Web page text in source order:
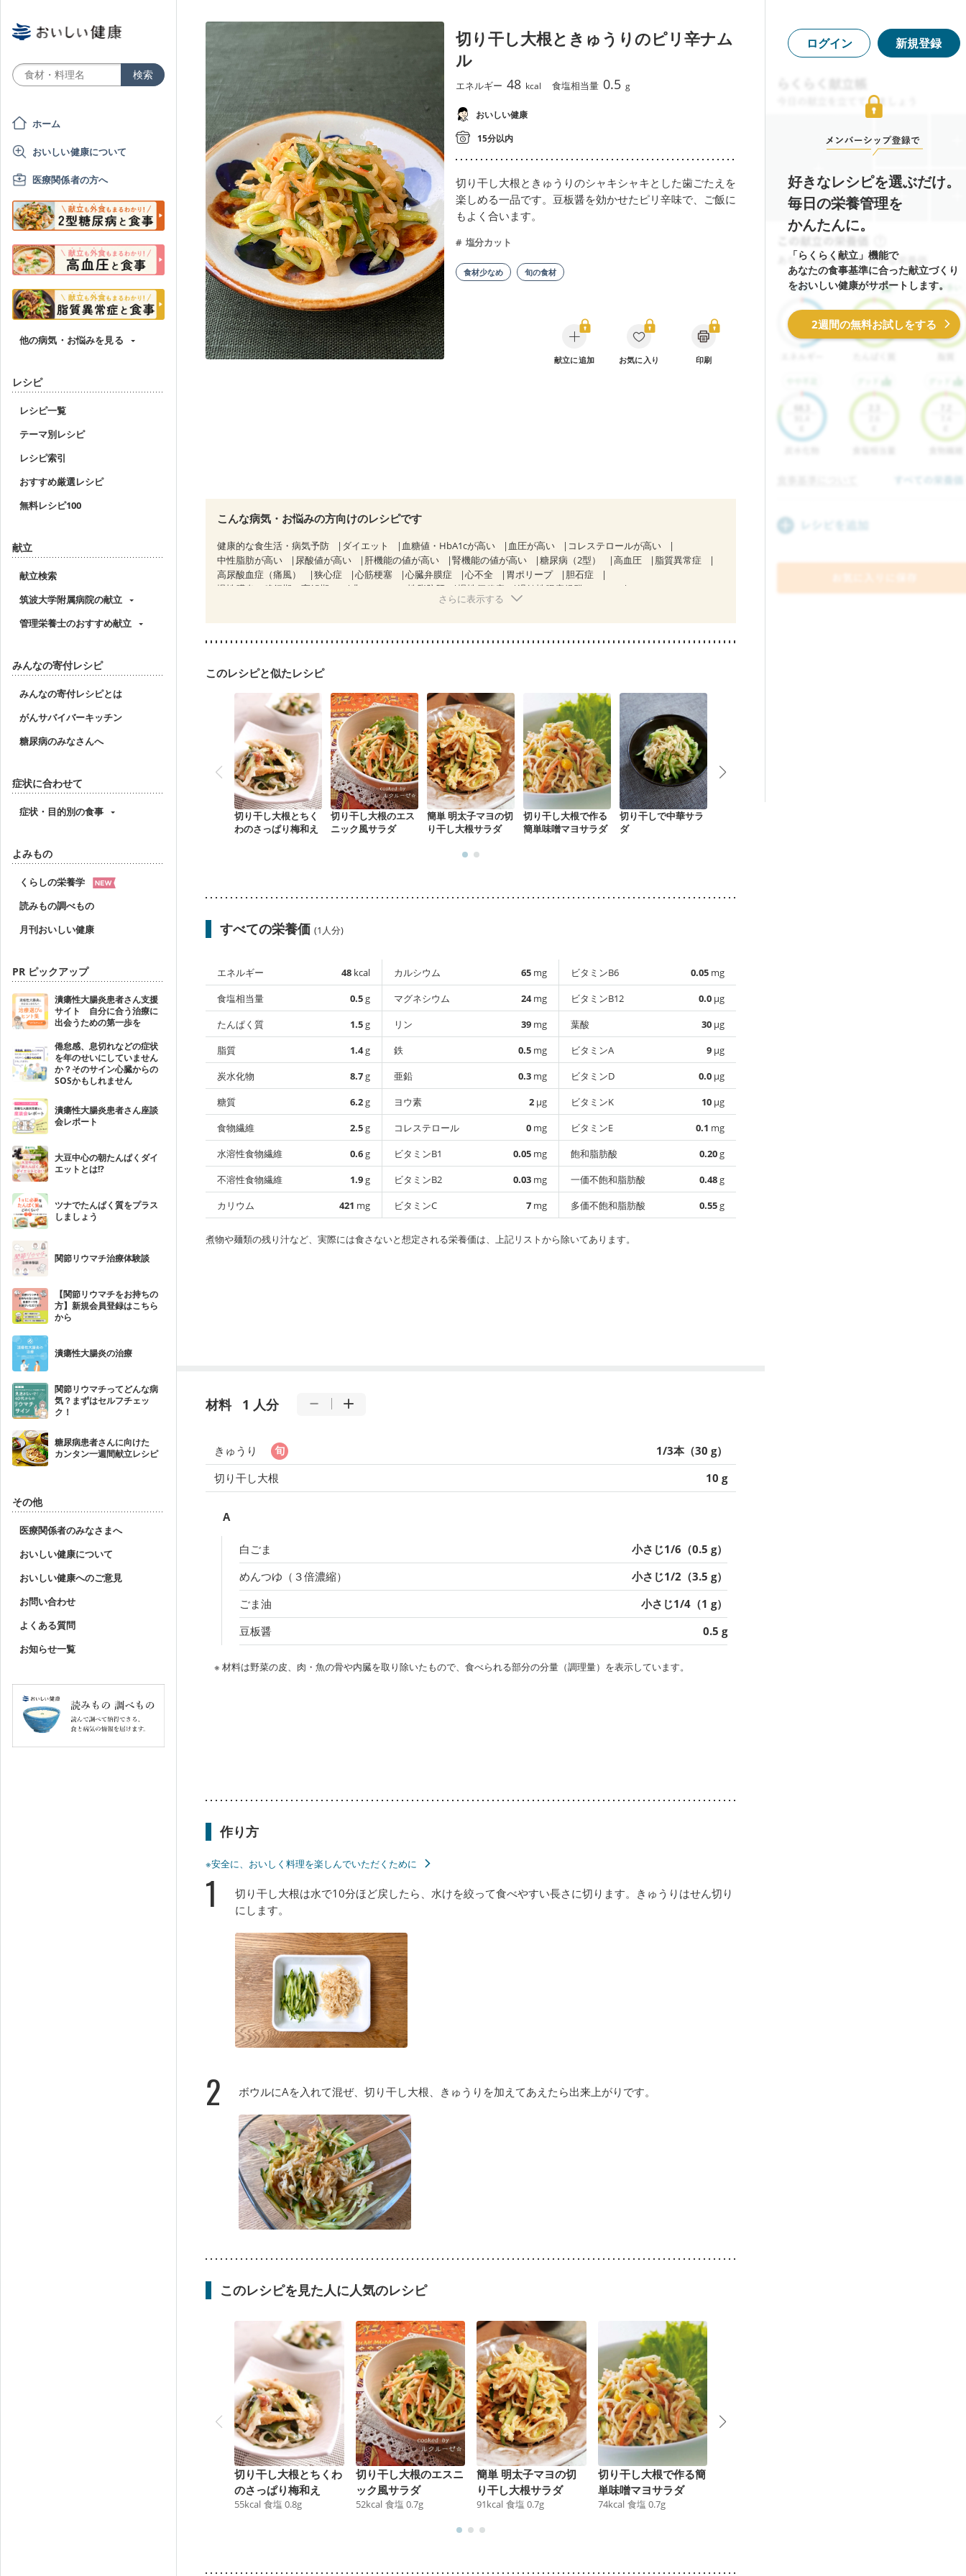
ホーム
おいしい健康について
医療関係者の方へ
他の病気・お悩みを見る
レシピ
レシピ一覧
テーマ別レシピ
レシピ索引
おすすめ厳選レシピ
無料レシピ100
献立
献立検索
筑波大学附属病院の献立
管理栄養士のおすすめ献立
みんなの寄付レシピ
みんなの寄付レシピとは
がんサバイバーキッチン
糖尿病のみなさんへ
症状に合わせて
症状・目的別の食事
よみもの
くらしの栄養学
読みもの調べもの
月刊おいしい健康
PR ピックアップ
潰瘍性大腸炎患者さん支援
サイト 自分に合う治療に
出会うための第一歩を
倦怠感、息切れなどの症状
を年のせいにしていません
か？そのサイン心臓からの
SOSかもしれません
潰瘍性大腸炎患者さん座談
会レポート
大豆中心の朝たんぱくダイ
エットとは!?
ツナでたんぱく質をプラス
しましょう
関節リウマチ治療体験談
【関節リウマチをお持ちの
方】新規会員登録はこちら
から
潰瘍性大腸炎の治療
関節リウマチってどんな病
気？まずはセルフチェッ
ク！
糖尿病患者さんに向けた
カンタン一週間献立レシピ
その他
医療関係者のみなさまへ
おいしい健康について
おいしい健康へのご意見
お問い合わせ
よくある質問
お知らせ一覧
切り干し大根ときゅうりのピリ辛ナム
ル
エネルギー 48 kcal 食塩相当量 0.5 g
おいしい健康
15分以内
切り干し大根ときゅうりのシャキシャキとした歯ごたえを
楽しめる一品です。豆板醤を効かせたピリ辛味で、ご飯に
もよく合います。
塩分カット
食材少なめ 旬の食材
献立に追加 お気に入り 印刷
こんな病気・お悩みの方向けのレシピです
健康的な食生活・病気予防 ダイエット 血糖値・HbA1cが高い 血圧が高い
コレステロールが高い
中性脂肪が高い
尿酸値が高い 肝機能の値が高い 腎機能の値が高い 糖尿病（2型） 高血圧
脂質異常症
高尿酸血症（痛風）
狭心症 心筋梗塞 心臓弁膜症 心不全 胃ポリープ
胆石症
慢性膵炎（移行期・寛解期）
非アルコール性脂肪肝 慢性便秘症
過敏性腸症候群（IBS）
糖尿病性腎症（第２期）
産後（ミルク）
骨折 骨粗しょう症 関節リウマチ 乾癬 フレイル（年齢に合わせた体作り）
低栄養予防
さらに表示する
このレシピと似たレシピ
切り干し大根とちく
わのさっぱり梅和え
切り干し大根のエス
ニック風サラダ
簡単 明太子マヨの切
り干し大根サラダ
切り干し大根で作る
簡単味噌マヨサラダ
切り干しで中華サラ
ダ
すべての栄養価 (1人分)
エネルギー 48 kcal
食塩相当量
0.5g
たんぱく質
1.5g
脂質
1.4g
炭水化物
8.7g
糖質
6.2g
食物繊維
2.5g
水溶性食物繊維
0.6g
不溶性食物繊維
1.9g
カリウム
421 mg
カルシウム 65 mg
マグネシウム
24mg
リン
39 mg
鉄
0.5 mg
亜鉛
0.3 mg
ヨウ素
2 µg
コレステロール
0 mg
ビタミンB1
0.05 mg
ビタミンB2
0.03 mg
ビタミンC
7 mg
ビタミンB6 0.05 mg
ビタミンB12
0.0 µg
葉酸
30 µg
ビタミンA
9 µg
ビタミンD
0.0 µg
ビタミンK
10 µg
ビタミンE
0.1 mg
飽和脂肪酸
0.20g
一価不飽和脂肪酸
0.48g
多価不飽和脂肪酸
0.55g
煮物や麺類の残り汁など、実際には食さないと想定される栄養価は、上記リストから除いてあります。
材料 1 人分
きゅうり
1/3本（30 g）
切り干し大根
10 g
A
白ごま
小さじ1/6（0.5 g）
めんつゆ（３倍濃縮）
小さじ1/2（3.5 g）
ごま油
小さじ1/4（1 g）
豆板醤
0.5 g
※ 材料は野菜の皮、肉・魚の骨や内臓を取り除いたもので、食べられる部分の分量（調理量）を表示しています。
作り方
※安全に、おいしく料理を楽しんでいただくために
1
切り干し大根は水で10分ほど戻したら、水けを絞って食べやすい長さに切ります。きゅうりはせん切り
にします。
2 ボウルにAを入れて混ぜ、切り干し大根、きゅうりを加えてあえたら出来上がりです。
このレシピを見た人に人気のレシピ
切り干し大根とちくわ
のさっぱり梅和え
55kcal 食塩 0.8g
切り干し大根のエスニ
ック風サラダ
52kcal 食塩 0.7g
簡単 明太子マヨの切
り干し大根サラダ
91kcal 食塩 0.7g
切り干し大根で作る簡
単味噌マヨサラダ
74kcal 食塩 0.7g
ログイン 新規登録
好きなレシピを選ぶだけ。
毎日の栄養管理を
かんたんに。
「らくらく献立」機能で
あなたの食事基準に合った献立づくり
をおいしい健康がサポートします。
2週間の無料お試しをする